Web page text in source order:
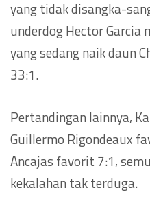
yang tidak disangka-
underdog Hector
yang sedang naik daun
33:1.
Pertandingan lainnya,
Guillermo Rigondeaux
Ancajas favorit 7:1,
kekalahan tak terduga.